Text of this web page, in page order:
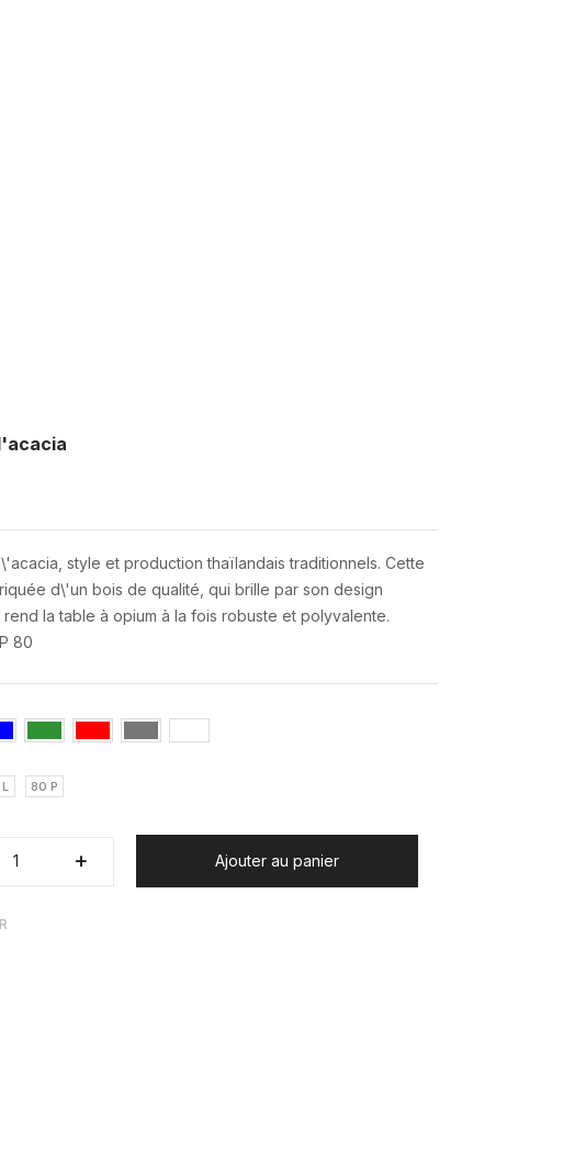
style et production thaïlandais traditionnels. Cette
d\'un bois de qualité, qui brille par son design
rend la table à opium à la fois robuste et polyvalente.
80
80 P
+
+ Ajouter au panier